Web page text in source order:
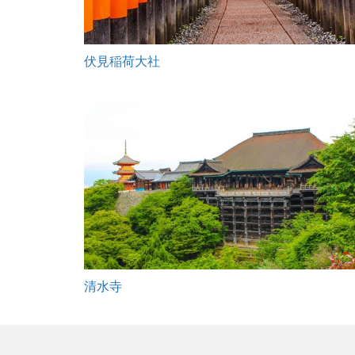
伏見稲荷大社
清水寺